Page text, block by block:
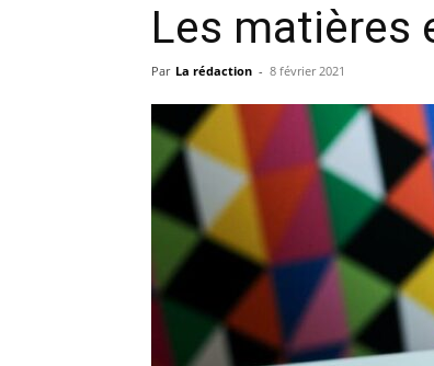
Les matières
Par La rédaction - 8 février 2021